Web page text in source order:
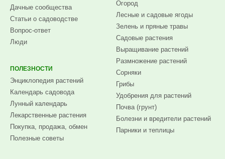
Дачные сообщества
Статьи о садоводстве
Вопрос-ответ
Люди
ПОЛЕЗНОСТИ
Энциклопедия растений
Календарь садовода
Лунный календарь
Лекарственные растения
Покупка, продажа, обмен
Полезные советы
Огород
Лесные и садовые ягоды
Зелень и пряные травы
Садовые растения
Выращивание растений
Размножение растений
Сорняки
Грибы
Удобрения для растений
Почва (грунт)
Болезни и вредители растений
Парники и теплицы